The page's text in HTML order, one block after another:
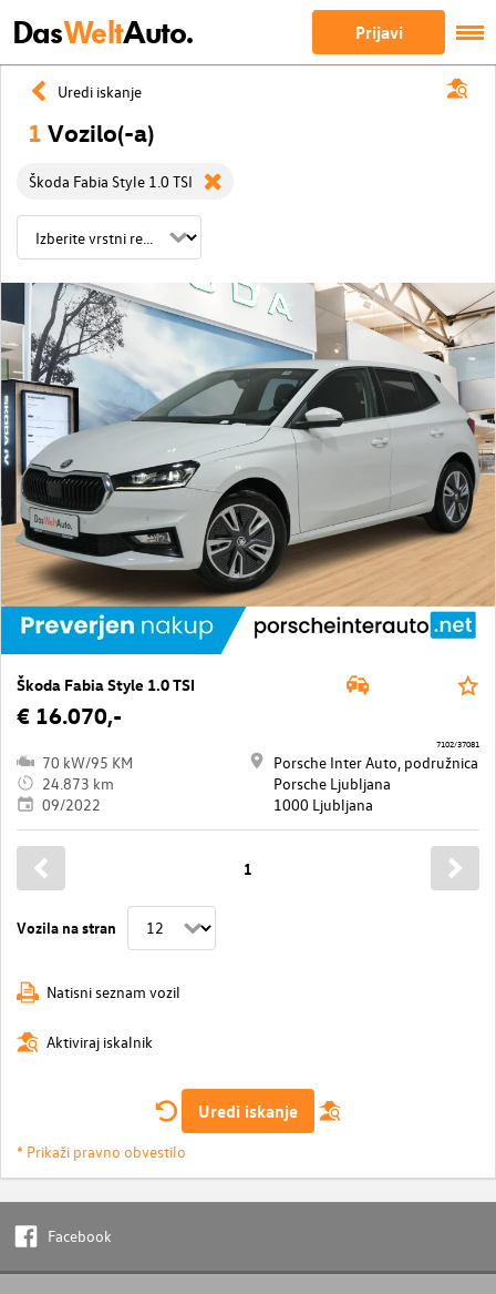
DasWeltAuto. Prijavi
Uredi iskanje
1 Vozilo(-a)
Škoda Fabia Style 1.0 TSI
Škoda Fabia Style 1.0 TSI
€ 16.070,-
70 kW/95 KM
24.873 km
09/2022
Porsche Inter Auto, podružnica
Porsche Ljubljana
1000 Ljubljana
7102/37081
Vozila na stran
1
Natisni seznam vozil
Aktiviraj iskalnik
Uredi iskanje
* Prikaži pravno obvestilo
Facebook